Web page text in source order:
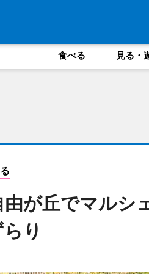
食べる 見る・
由が丘でマル
り